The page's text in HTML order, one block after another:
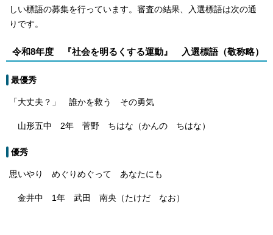
しい標語の募集を行っています。審査の結果、入選標語は次の通
りです。
令和8年度 『社会を明るくする運動』 入選標語（敬称略）
最優秀
「大丈夫？」 誰かを救う その勇気
山形五中 2年 菅野 ちはな（かんの ちはな）
優秀
思いやり めぐりめぐって あなたにも
金井中 1年 武田 南央（たけだ なお）